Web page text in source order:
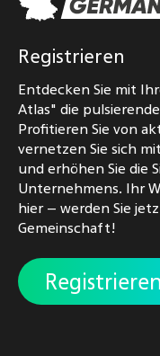
Registrieren
Entdecken Sie mit
Atlas" die
Profitieren Sie von
vernetzen Sie sich
und erhöhen Sie die
Unternehmens. Ihr
hier – werden Sie
Gemeinschaft!
Registrieren